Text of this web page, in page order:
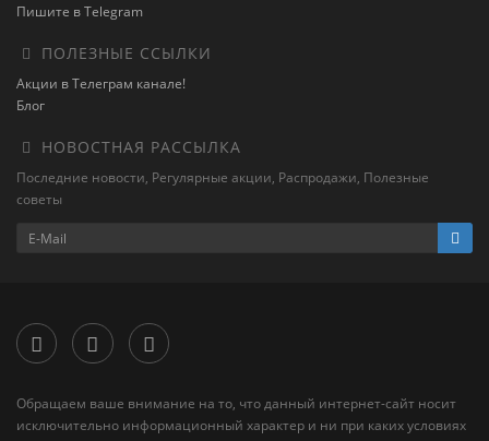
Пишите в Telegram
ПОЛЕЗНЫЕ ССЫЛКИ
Акции в Телеграм канале!
Блог
НОВОСТНАЯ РАССЫЛКА
Последние новости, Регулярные акции, Распродажи, Полезные
советы
Обращаем ваше внимание на то, что данный интернет-сайт носит
исключительно информационный характер и ни при каких условиях